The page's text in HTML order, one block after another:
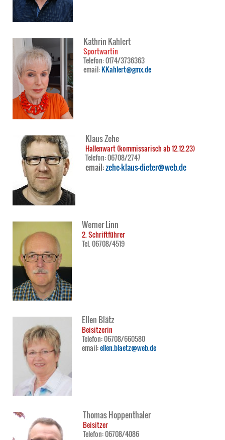
Kathrin Kahlert
Sportwartin
Telefon: 0174/3736363
email:KKahlert@gmx.de
Klaus Zehe
Hallenwart (kommissarisch ab 12.12.23)
Telefon: 06708/2747
email:zehe-klaus-dieter@web.de
Werner Linn
2. Schriftführer
Tel. 06708/4519
Ellen Blätz
Beisitzerin
Telefon: 06708/660580
email:ellen.blaetz@web.de
Thomas Hoppenthaler
Beisitzer
Telefon: 06708/4086